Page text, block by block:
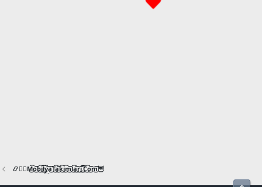
📿🧙‍♂️M͜͡o͜͡b͜͡i͜͡l͜͡y͜͡a͜͡T͜͡a͜͡k͜͡i͜͡m͜͡l͜͡a͜͡r͜͡i͜͡.͜͡C͜͡o͜͡m͜͡🦉